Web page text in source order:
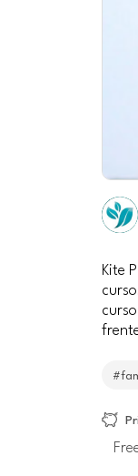
Kite